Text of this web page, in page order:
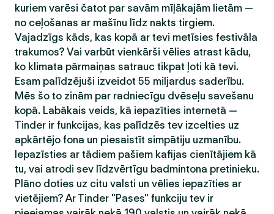
kuriem varēsi čatot par savām mīļākajām lietām —
no ceļošanas ar mašīnu līdz nakts tirgiem.
Vajadzīgs kāds, kas kopā ar tevi metīsies festivāla
trakumos? Vai varbūt vienkārši vēlies atrast kādu,
ko klimata pārmaiņas satrauc tikpat ļoti kā tevi.
Esam palīdzējuši izveidot 55 miljardus saderību.
Mēs šo to zinām par radniecīgu dvēseļu savešanu
kopā. Labākais veids, kā iepazīties internetā —
Tinder ir funkcijas, kas palīdzēs tev izcelties uz
apkārtējo fona un piesaistīt simpātiju uzmanību.
Iepazīsties ar tādiem pašiem kafijas cienītājiem kā
tu, vai atrodi sev līdzvērtīgu badmintona pretinieku.
Plāno doties uz citu valsti un vēlies iepazīties ar
vietējiem? Ar Tinder "Pases" funkciju tev ir